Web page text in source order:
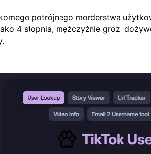
potrójnego morderstwa
4 stopnia, mężczyźnie grozi